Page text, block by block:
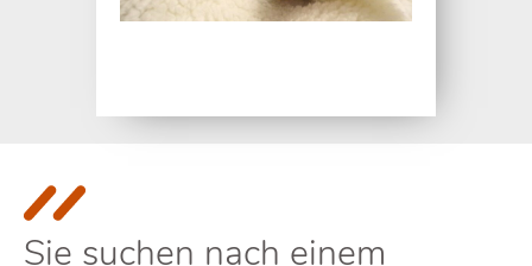
Sie suchen nach einem